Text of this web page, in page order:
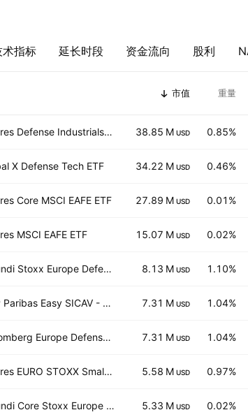
术指标 延长时段 资金流向 股利
市值 重量
iShares Defense Industrials Active ETF 38.85 M USD 0.85%
X Defense Tech ETF 34.22 M USD 0.46%
Core MSCI EAFE ETF 27.89 M USD 0.01%
MSCI EAFE ETF 15.07 M USD 0.02%
Amundi Stoxx Europe Defense Capitalisation -UCITS ETF Acc- 8.13 M USD 1.10%
BNP Paribas Easy SICAV - Bloomberg Europe Defense -UCITS ETF- Distribution 7.31 M USD 1.04%
Bloomberg Europe Defense -UCITS ETF- Capitalisation 7.31 M USD 1.04%
iShares EURO STOXX Small UCITS ETF 5.58 M USD 0.97%
Amundi Core Stoxx Europe 600 -UCITS ETF HEDGED- Capitalisation 5.33 M USD 0.02%